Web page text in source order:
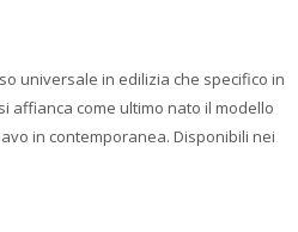
universale in edilizia che specifico in
affianca come ultimo nato il modello
in contemporanea. Disponibili nei